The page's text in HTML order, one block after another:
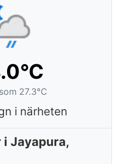
27.3°C
i närheten
Jayapura,